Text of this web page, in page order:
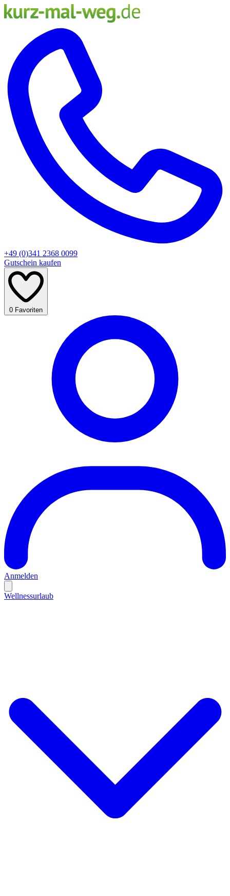
+49 (0)341 2368 0099
Gutschein kaufen
0 Favoriten
Anmelden
Wellnessurlaub